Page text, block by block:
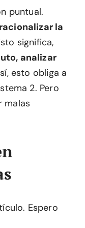
puntual.
la
significa,
analizar
esto obliga a
2. Pero
malas
Espero